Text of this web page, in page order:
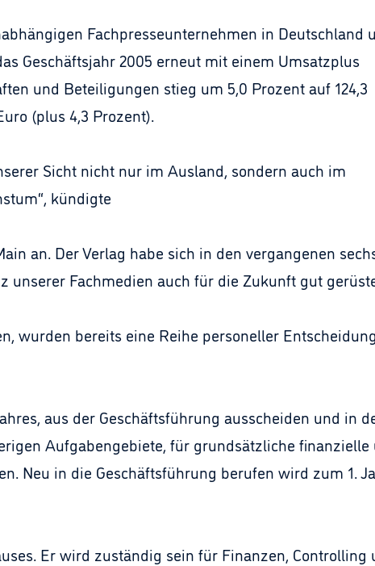
Fachpresseunternehmen in Deutschland
Geschäftsjahr 2005 erneut mit einem Umsatzplus
und Beteiligungen stieg um 5,0 Prozent auf 124,3
(plus 4,3 Prozent).
Sicht nicht nur im Ausland, sondern auch im
kündigte
an. Der Verlag habe sich in den vergangenen
Fachmedien auch für die Zukunft gut
wurden bereits eine Reihe personeller
aus der Geschäftsführung ausscheiden und in
Aufgabengebiete, für grundsätzliche finanzielle
Neu in die Geschäftsführung berufen wird zum 1.
Er wird zuständig sein für Finanzen, Controlling